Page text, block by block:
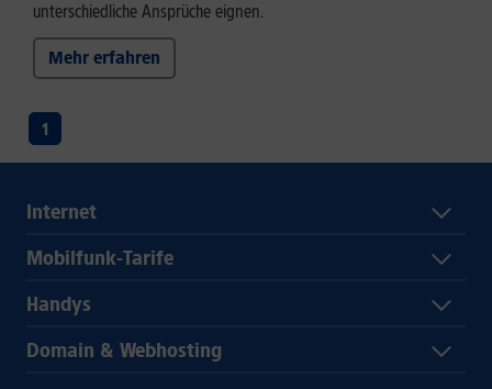
unterschiedliche Ansprüche eignen.
Mehr erfahren
1
Internet
Mobilfunk-Tarife
Handys
Domain & Webhosting